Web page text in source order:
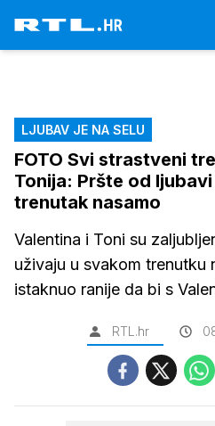
LJUBAV JE NA SELU
FOTO Svi strastveni
Tonija: Pršte od
trenutak nasamo
Valentina i Toni su
uživaju u svakom trenutku
istaknuo ranije da bi s
RTL.hr